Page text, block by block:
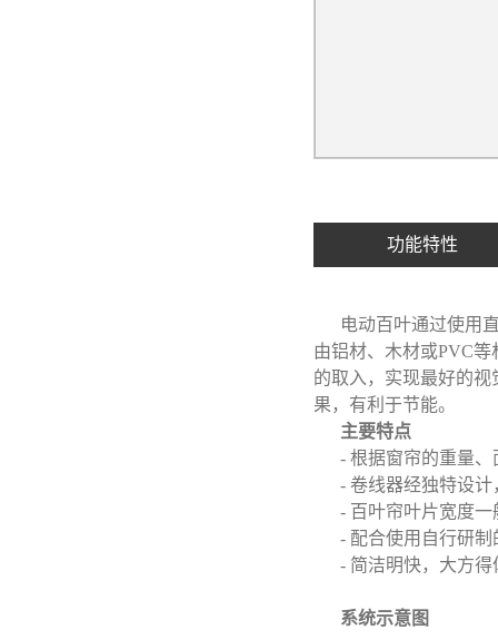
功能特性
电动百叶通过使用
由铝材、木材或PVC
的取入，实现最好的
果，有利于节能。
主要特点
- 根据窗帘的重量
- 卷线器经独特设
- 百叶帘叶片宽度一
- 配合使用自行研
- 简洁明快，大方
系统示意图